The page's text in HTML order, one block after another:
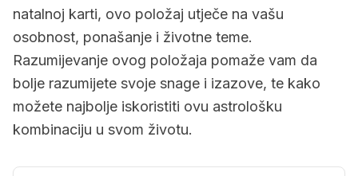
natalnoj karti, ovo položaj utječe na vašu
osobnost, ponašanje i životne teme.
Razumijevanje ovog položaja pomaže vam da
bolje razumijete svoje snage i izazove, te kako
možete najbolje iskoristiti ovu astrološku
kombinaciju u svom životu.